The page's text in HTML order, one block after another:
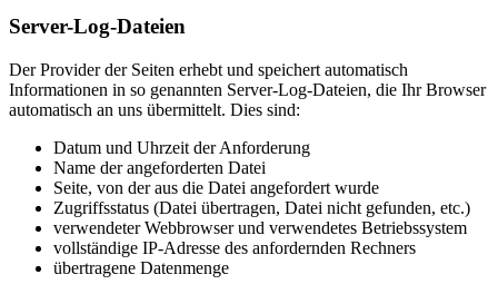
Server-Log-Dateien
Der Provider der Seiten erhebt und speichert automatisch
Informationen in so genannten Server-Log-Dateien, die Ihr Browser
automatisch an uns übermittelt. Dies sind:
Datum und Uhrzeit der Anforderung
Name der angeforderten Datei
Seite, von der aus die Datei angefordert wurde
Zugriffsstatus (Datei übertragen, Datei nicht gefunden, etc.)
verwendeter Webbrowser und verwendetes Betriebssystem
vollständige IP-Adresse des anfordernden Rechners
übertragene Datenmenge